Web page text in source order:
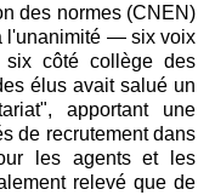
des normes (CNEN)
l'unanimité — six voix
six côté collège des
élus avait salué un
apportant une
de recrutement dans
les agents et les
relevé que de